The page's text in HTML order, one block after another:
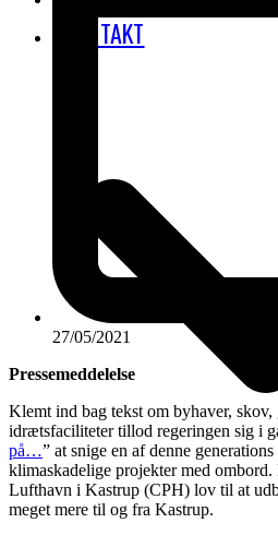
KONTAKT
27/05/2021
Pressemeddelelse
Klemt ind bag tekst om byhaver,
idrætsfaciliteter tillod regeringen sig i
på…” at snige en af denne
klimaskadelige projekter med
Lufthavn i Kastrup (CPH) lov til at
meget mere til og fra Kastrup.